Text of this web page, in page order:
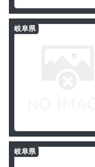
岐阜県
岐阜県